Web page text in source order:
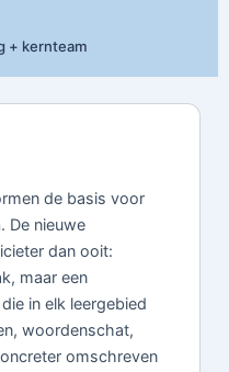
+ kernteam
de basis voor
. De nieuwe
dan ooit:
maar een
in elk leergebied
woordenschat,
omschreven